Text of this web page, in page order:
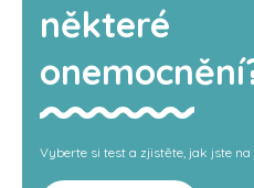
některé
Vyberte si test a zjistěte, jak jste na